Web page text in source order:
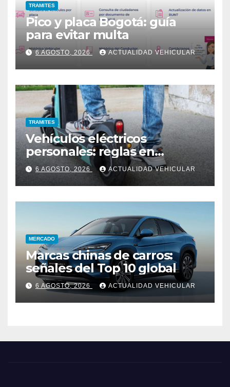
TRAMITES
Pico y placa Bogotá: guía
para evitar multa
6 AGOSTO, 2026 ACTUALIDAD VEHICULAR
TRAMITES
Vehículos eléctricos
personales: reglas en
Colombia
6 AGOSTO, 2026 ACTUALIDAD VEHICULAR
MERCADO
Marcas chinas de carros:
señales del Top 10 global
6 AGOSTO, 2026 ACTUALIDAD VEHICULAR